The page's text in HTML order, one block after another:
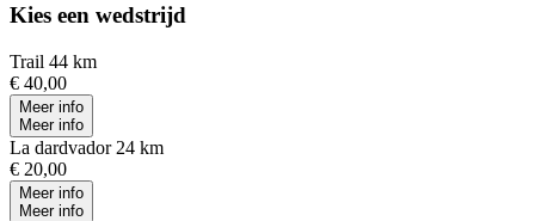
Kies een wedstrijd
Trail 44 km
€ 40,00
Meer info
Meer info
La dardvador 24 km
€ 20,00
Meer info
Meer info